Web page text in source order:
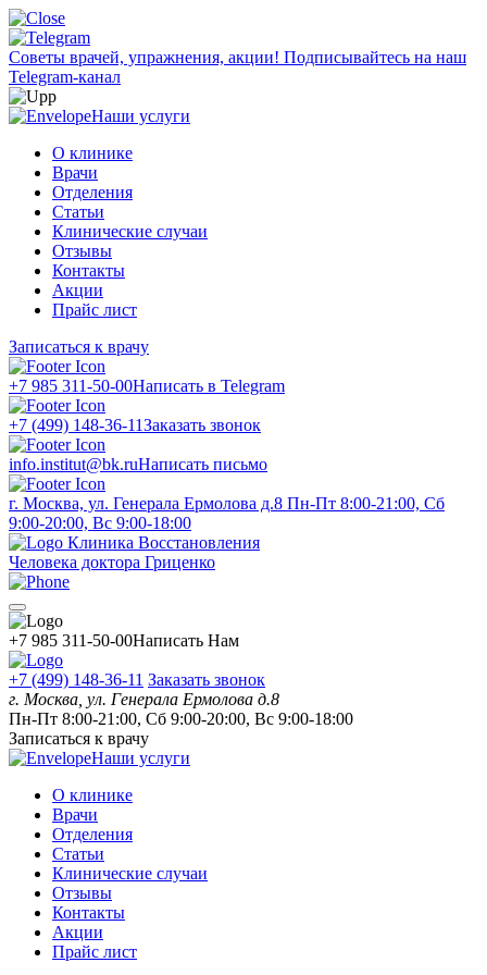
Советы врачей, упражнения, акции! Подписывайтесь на наш
Telegram-канал
Наши услуги
О клинике
Врачи
Отделения
Статьи
Клинические случаи
Отзывы
Контакты
Акции
Прайс лист
Записаться к врачу
+7 985 311-50-00Написать в Telegram
+7 (499) 148-36-11Заказать звонок
info.institut@bk.ruНаписать письмо
г. Москва, ул. Генерала Ермолова д.8 Пн-Пт 8:00-21:00, Сб
9:00-20:00, Вс 9:00-18:00
Клиника Восстановления
Человека доктора Гриценко
+7 985 311-50-00Написать Нам
+7 (499) 148-36-11 Заказать звонок
г. Москва, ул. Генерала Ермолова д.8
Пн-Пт 8:00-21:00, Сб 9:00-20:00, Вс 9:00-18:00
Записаться к врачу
Наши услуги
О клинике
Врачи
Отделения
Статьи
Клинические случаи
Отзывы
Контакты
Акции
Прайс лист